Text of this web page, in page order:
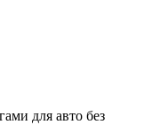
для авто без